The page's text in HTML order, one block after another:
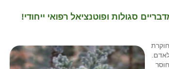
סגולות ופוטנציאל רפואי ייחודי!